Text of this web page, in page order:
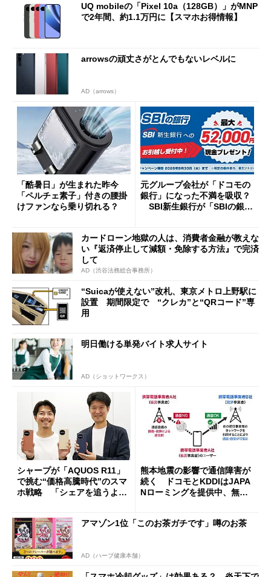
UQ mobileの「Pixel 10a（128GB）」がMNP
で2年間、約1.1万円に【スマホお得情報】
arrowsの頑丈さがとんでもないレベルに
AD（arrows）
「酷暑日」が生まれた昨今
「ペルチェ素子」付きの腰掛
けファンなら乗り切れる？
元グループ会社が「ドコモの
銀行」になった不満を吸収？
SBI新生銀行が「SBIの銀
開催
カードローン地獄の人は、消費者金融が教えな
い『返済停止して減額・免除する方法』で完済
して
AD（渋谷法務総合事務所）
“Suicaが使えない”改札、東京メトロ上野駅に
設置 期間限定で “クレカ”と“QRコード”専
用
明日働ける単発バイト求人サイト
AD（ショットワークス）
シャープが「AQUOS R11」
で挑む“価格高騰時代”のスマ
ホ戦略 「シェアを追うより
熊本地震の影響で通信障害が
続く ドコモとKDDIはJAPA
Nローミングを提供中、無料
アマゾン1位「このお茶ガチです」噂のお茶
AD（ハーブ健康本舗）